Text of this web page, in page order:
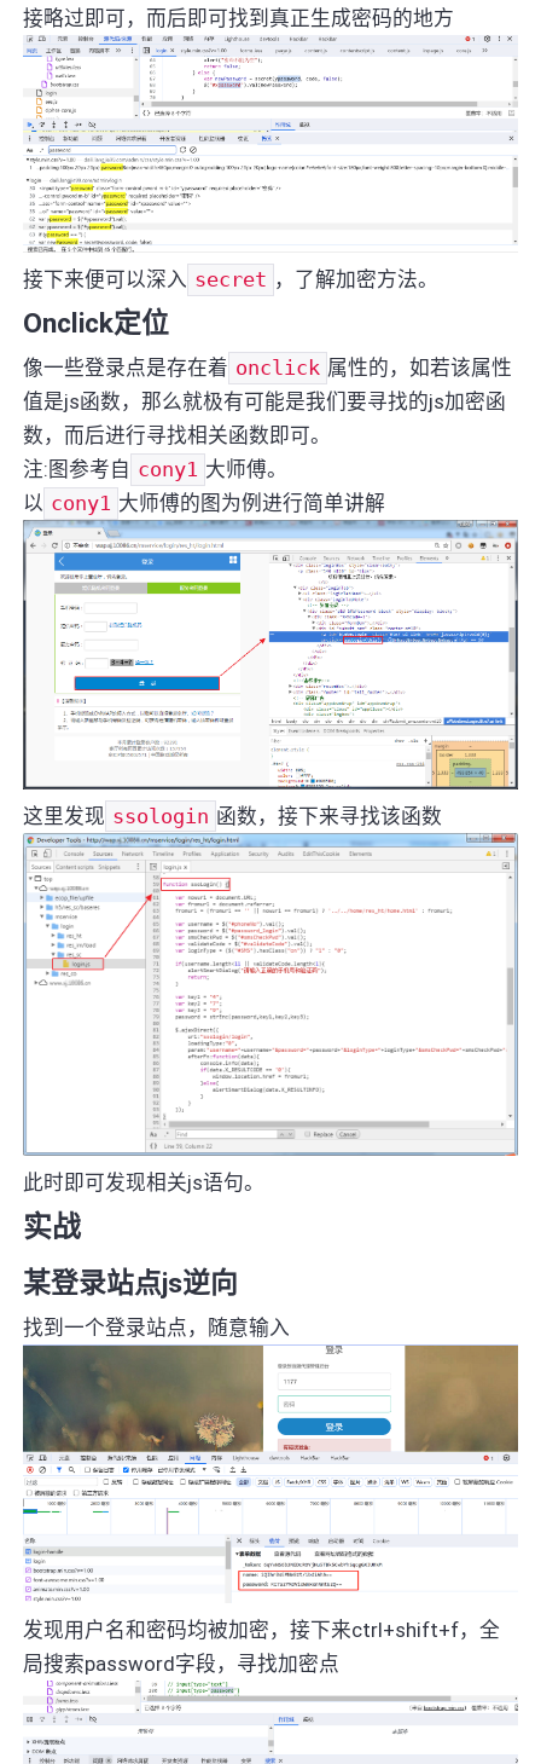
接略过即可，而后即可找到真正生成密码的地方
接下来便可以深入 secret ，了解加密方法。
Onclick定位
像一些登录点是存在着 onclick 属性的，如若该属性
值是js函数，那么就极有可能是我们要寻找的js加密函
数，而后进行寻找相关函数即可。
注:图参考自 cony1 大师傅。
以 cony1 大师傅的图为例进行简单讲解
这里发现 ssologin 函数，接下来寻找该函数
此时即可发现相关js语句。
实战
某登录站点js逆向
找到一个登录站点，随意输入
发现用户名和密码均被加密，接下来ctrl+shift+f，全
局搜索password字段，寻找加密点